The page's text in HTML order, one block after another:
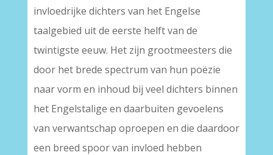
invloedrijke dichters van het Engelse
taalgebied uit de eerste helft van de
twintigste eeuw. Het zijn grootmeesters die
door het brede spectrum van hun poëzie
naar vorm en inhoud bij veel dichters binnen
het Engelstalige en daarbuiten gevoelens
van verwantschap oproepen en die daardoor
een breed spoor van invloed hebben